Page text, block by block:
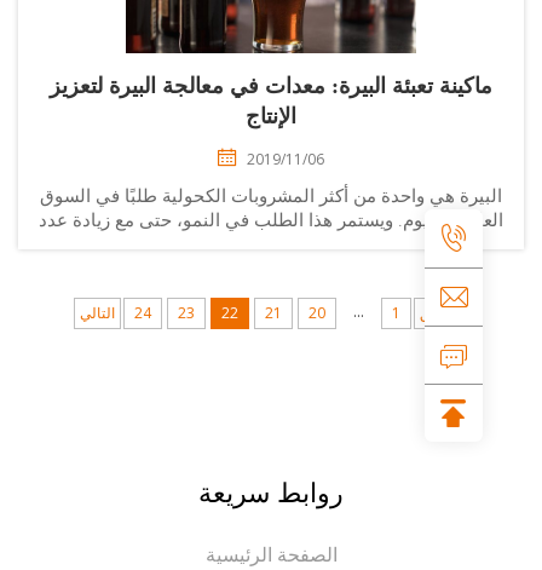
تعبئة البيرة: معدات في معالجة البيرة لتعزيز
2019/11/06
هي واحدة من أكثر المشروبات الكحولية طلبًا في السوق
اليوم. ويستمر هذا الطلب في النمو، حتى مع زيادة عدد
ومع ذلك، هناك حاجة ملحة لكل صناعة لإنتاج البيرة
إلى التصدي ومواكبة هذا الضغط. وأحد...
1
20
21
22
23
24 التالي
روابط سريعة
الصفحة الرئيسية